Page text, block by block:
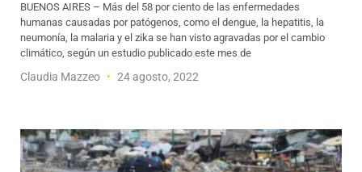
BUENOS AIRES – Más del 58 por ciento de las enfermedades
humanas causadas por patógenos, como el dengue, la hepatitis, la
neumonía, la malaria y el zika se han visto agravadas por el cambio
climático, según un estudio publicado este mes de
Claudia Mazzeo 24 agosto, 2022